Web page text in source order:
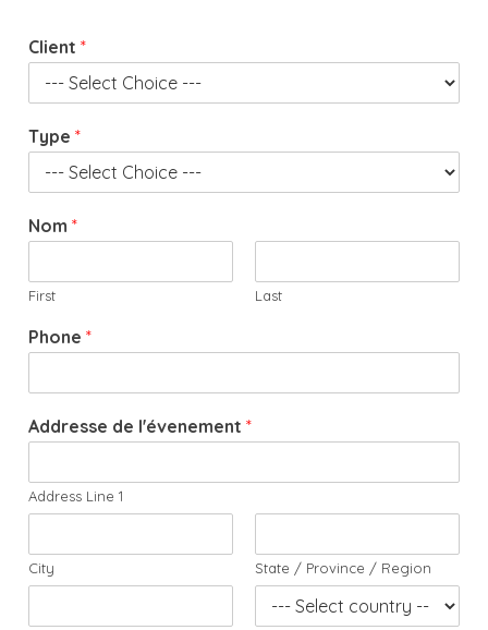
Client *
Type *
Nom *
First Last
d
e
é
u
Phone *
Addresse de l'évenement *
Address Line 1
City State / Province / Region